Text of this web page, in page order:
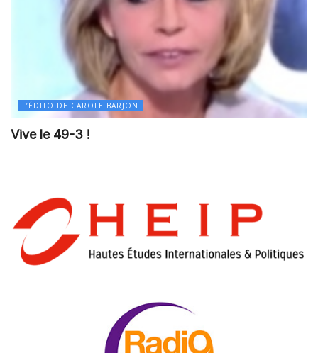
L’ÉDITO DE CAROLE BARJON
Vive le 49-3 !